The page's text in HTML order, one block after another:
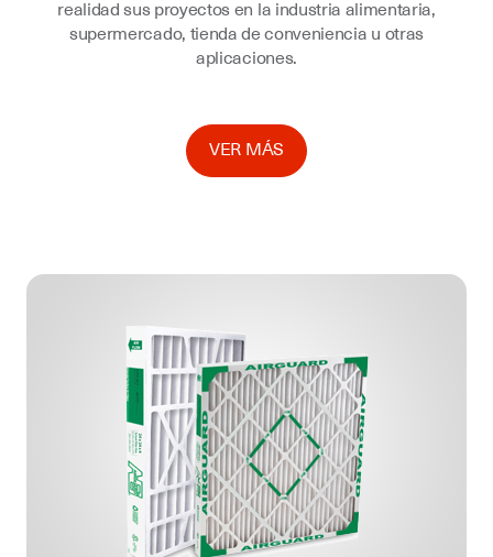
realidad sus proyectos en la industria alimentaria,
supermercado, tienda de conveniencia u otras
aplicaciones.
VER MÁS